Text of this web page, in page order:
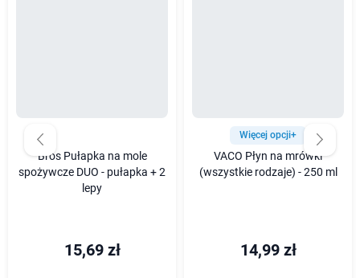
Bros Pułapka na mole
spożywcze DUO - pułapka + 2
lepy
15,69 zł
Więcej opcji+
VACO Płyn na mrówki
(wszystkie rodzaje) - 250 ml
14,99 zł